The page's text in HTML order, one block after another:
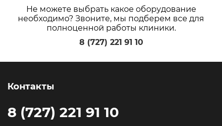
Не можете выбрать какое оборудование
необходимо? Звоните, мы подберем все для
полноценной работы клиники.
8 (727) 221 91 10
Контакты
8 (727) 221 91 10